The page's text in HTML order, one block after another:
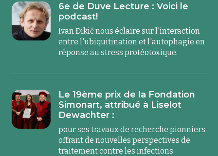
6e de Duve Lecture : Voici le
podcast!
Ivan Đikić nous éclaire sur l'interaction
entre l'ubiquitination et l'autophagie en
réponse au stress protéotoxique.
Le 19ème prix de la Fondation
Simonart, attribué à Liselot
Dewachter :
pour ses travaux de recherche pionniers
offrant de nouvelles perspectives de
traitement contre les infections